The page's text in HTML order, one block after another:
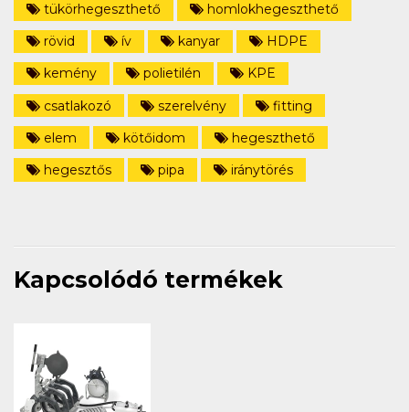
tükörhegeszthető
homlokhegeszthető
rövid
ív kanyar
HDPE
kemény
polietilén
KPE
csatlakozó
szerelvény
fitting
elem
kötőidom
hegeszthető
hegesztős
pipa iránytörés
Kapcsolódó termékek